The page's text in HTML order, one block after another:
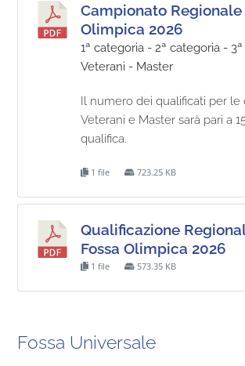
Campionato Regionale
Olimpica 2026
1ª categoria - 2ª categoria -
Veterani - Master
Il numero dei qualificati per le
Veterani e Master sarà pari a
qualifica.
1 file 723.25 KB
Qualificazione
Fossa Olimpica 2026
1 file 573.35 KB
Fossa Universale